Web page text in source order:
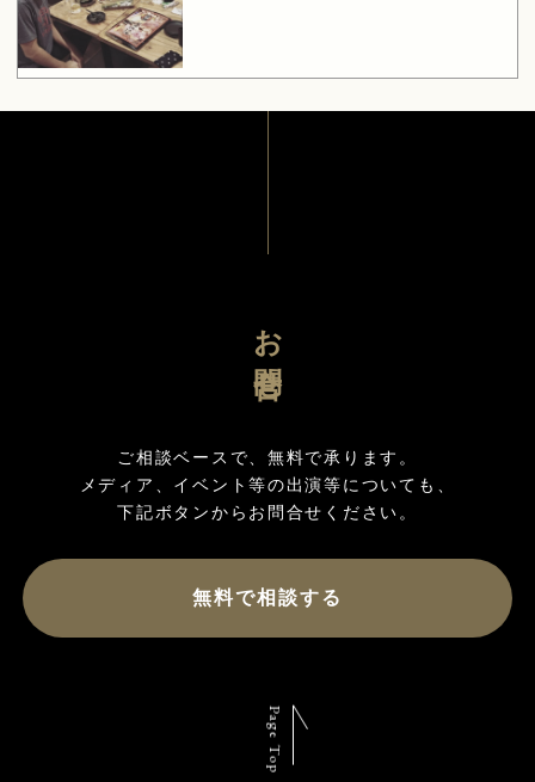
お問合せ
ご相談ベースで、無料で承ります。
メディア、イベント等の出演等についても、
無料で相談する
Page Top